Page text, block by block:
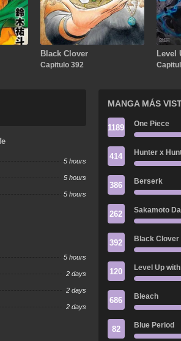
Black Clover
Capitulo 392
Level
5 hours
5 hours
5 hours
5 hours
2 days
2 days
2 days
MANGA MÁS
1189 One Piece
414 Hunter x
386 Berserk
262 Sakamoto
392 Black Clover
120 Level Up
686 Bleach
82 Blue Period